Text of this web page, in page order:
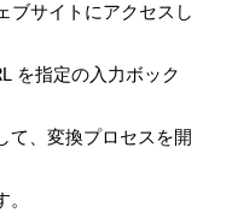
ブサイトにアクセスし
を指定の入力ボック
て、変換プロセスを開